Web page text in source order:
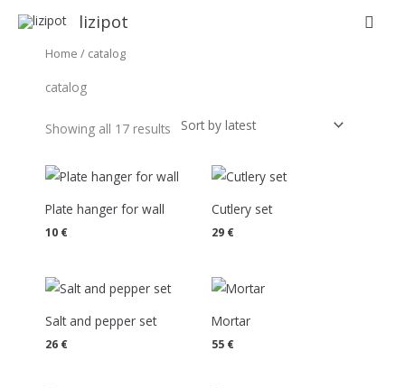
Skip
lizipot
Home / catalog
catalog
Showing all 17 results
Plate hanger for wall
10 €
Cutlery set
29 €
Salt and pepper set
26 €
Mortar
55 €